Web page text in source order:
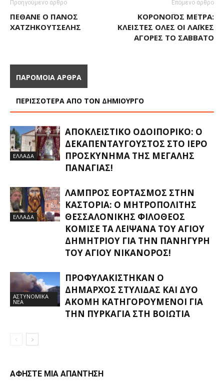
Προηγούμενο άρθρο
ΠΈΘΑΝΕ Ο ΠΆΝΟΣ
ΧΑΤΖΗΚΟΥΤΣΈΛΗΣ
Επόμενο άρθρο
ΚΟΡΟΝΟΪΌΣ ΜΈΤΡΑ:
ΚΛΕΙΣΤΈΣ ΌΛΕΣ ΟΙ ΛΑΪΚΈΣ
ΑΓΟΡΈΣ ΤΟ ΣΆΒΒΑΤΟ
ΠΑΡΟΜΟΙΑ ΑΡΘΡΑ
ΠΕΡΙΣΣΟΤΕΡΑ ΑΠΟ ΤΟΝ ΔΗΜΙΟΥΡΓΟ
ΕΛΛΑΔΑ
ΑΠΟΚΛΕΙΣΤΙΚΟ ΟΔΟΙΠΟΡΙΚΟ: Ο
ΔΕΚΑΠΕΝΤΑΎΓΟΥΣΤΟΣ ΣΤΟ ΙΕΡΌ
ΠΡΟΣΚΎΝΗΜΑ ΤΗΣ ΜΕΓΆΛΗΣ
ΠΑΝΑΓΊΑΣ!
ΕΛΛΑΔΑ
ΛΑΜΠΡΌΣ ΕΟΡΤΑΣΜΌΣ ΣΤΗΝ
ΚΑΣΤΟΡΙΆ: Ο ΜΗΤΡΟΠΟΛΊΤΗΣ
ΘΕΣΣΑΛΟΝΊΚΗΣ ΦΙΛΌΘΕΟΣ
ΚΌΜΙΣΕ ΤΑ ΛΕΊΨΑΝΑ ΤΟΥ ΑΓΊΟΥ
ΔΗΜΗΤΡΊΟΥ ΓΙΑ ΤΗΝ ΠΑΝΉΓΥΡΗ
ΤΟΥ ΑΓΊΟΥ ΝΙΚΆΝΟΡΟΣ!
ΑΣΤΥΝΟΜΙΚΑ
ΝΕΑ
ΠΡΟΦΥΛΑΚΊΣΤΗΚΑΝ Ο
ΔΉΜΑΡΧΟΣ ΣΤΥΛΊΔΑΣ ΚΑΙ ΔΎΟ
ΑΚΌΜΗ ΚΑΤΗΓΟΡΟΎΜΕΝΟΙ ΓΙΑ
ΤΗΝ ΠΥΡΚΑΓΙΆ ΣΤΗ ΒΟΙΩΤΊΑ
ΑΦΗΣΤΕ ΜΙΑ ΑΠΑΝΤΗΣΗ